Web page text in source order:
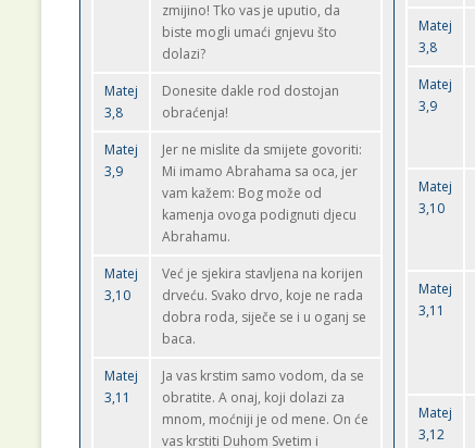
zmijino! Tko vas je uputio, da
biste mogli umaći gnjevu što
dolazi?
Matej
3,8
Donesite dakle rod dostojan
obraćenja!
Matej
3,9
Jer ne mislite da smijete govoriti:
Mi imamo Abrahama sa oca, jer
vam kažem: Bog može od
kamenja ovoga podignuti djecu
Abrahamu.
Matej
3,10
Već je sjekira stavljena na korijen
drveću. Svako drvo, koje ne rada
dobra roda, siječe se i u oganj se
baca.
Matej
3,11
Ja vas krstim samo vodom, da se
obratite. A onaj, koji dolazi za
mnom, moćniji je od mene. On će
vas krstiti Duhom Svetim i
Matej
3,8
Matej
3,9
Matej
3,10
Matej
3,11
Matej
3,12